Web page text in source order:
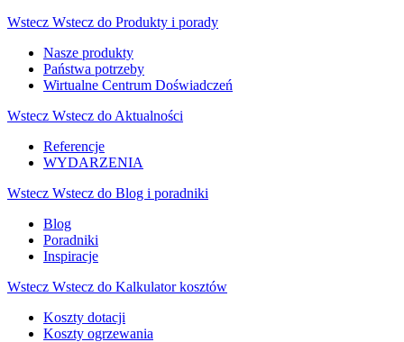
Wstecz Wstecz do Produkty i porady
Nasze produkty
Państwa potrzeby
Wirtualne Centrum Doświadczeń
Wstecz Wstecz do Aktualności
Referencje
WYDARZENIA
Wstecz Wstecz do Blog i poradniki
Blog
Poradniki
Inspiracje
Wstecz Wstecz do Kalkulator kosztów
Koszty dotacji
Koszty ogrzewania